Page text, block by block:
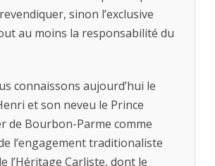
sinon l’exclusive
au moins la responsabilité du
connaissons aujourd’hui le
et son neveu le Prince
de Bourbon-Parme comme
l’engagement traditionaliste
l’Héritage Carliste, dont le